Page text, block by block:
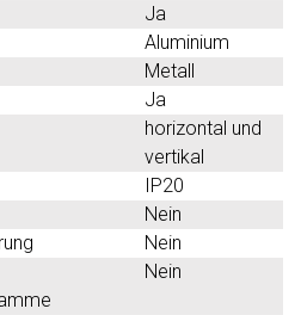
Ja
Aluminium
Metall
Ja
horizontal und
vertikal
IP20
Nein
Nein
Nein